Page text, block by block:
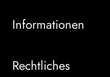
Informationen
Rechtliches